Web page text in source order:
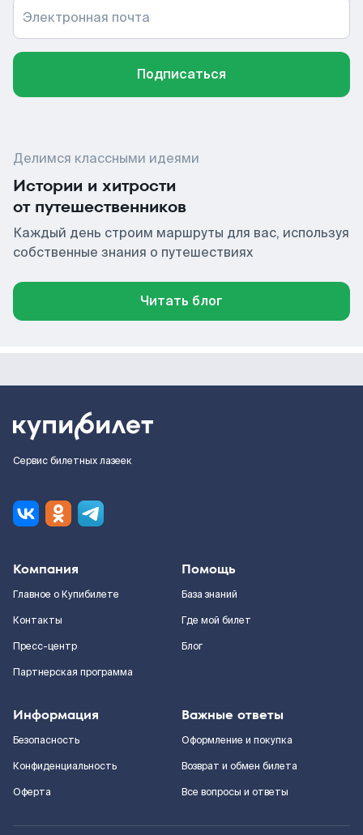
Электронная почта
Подписаться
Делимся классными идеями
Истории и хитрости
от путешественников
Каждый день строим маршруты для вас, используя
собственные знания о путешествиях
Читать блог
Сервис билетных лазеек
Компания
Главное о Купибилете
Контакты
Пресс-центр
Партнерская программа
Помощь
База знаний
Где мой билет
Блог
Информация
Безопасность
Конфиденциальность
Оферта
Важные ответы
Оформление и покупка
Возврат и обмен билета
Все вопросы и ответы